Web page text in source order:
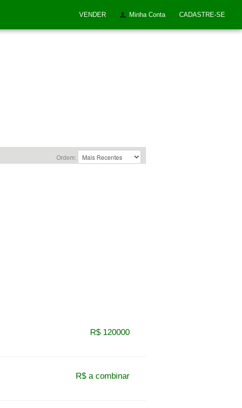
VENDER Minha Conta CADASTRE-SE
Ordem:
R$ 120000
R$ a combinar